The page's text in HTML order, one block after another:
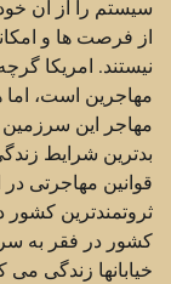
سیستم را از آن
از فرصت ها و
نیستند. امریکا
مهاجرین است،
مهاجر این سرزمین
بدترین شرایط
قوانین مهاجرتی
کشور در فقر به سر
خیابانها زندگی می